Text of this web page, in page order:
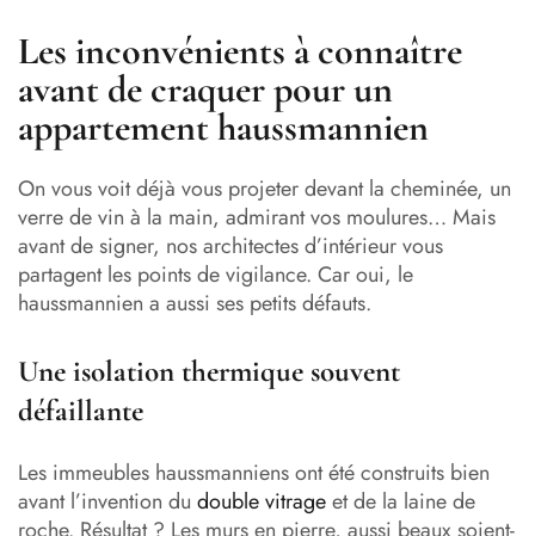
Les inconvénients à connaître
avant de craquer pour un
appartement haussmannien
On vous voit déjà vous projeter devant la cheminée, un
verre de vin à la main, admirant vos moulures… Mais
avant de signer, nos architectes d’intérieur vous
partagent les points de vigilance. Car oui, le
haussmannien a aussi ses petits défauts.
Une isolation thermique souvent
défaillante
Les immeubles haussmanniens ont été construits bien
avant l’invention du double vitrageet de la laine de